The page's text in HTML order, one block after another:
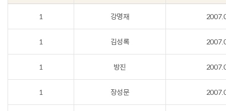
1 강명재
1 김성록
1 방진
1 장성문